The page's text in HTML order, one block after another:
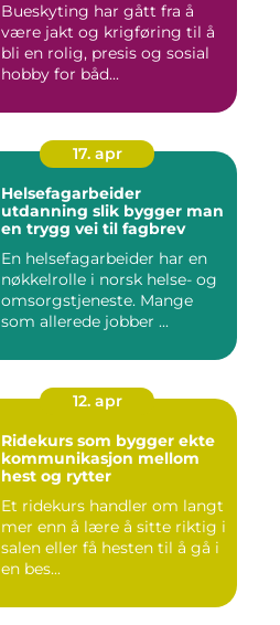
Bueskyting har gått fra å
være jakt og krigføring til å
bli en rolig, presis og sosial
hobby for båd...
17. apr
Helsefagarbeider
utdanning slik bygger man
en trygg vei til fagbrev
En helsefagarbeider har en
nøkkelrolle i norsk helse- og
omsorgstjeneste. Mange
som allerede jobber ...
12. apr
Ridekurs som bygger ekte
kommunikasjon mellom
hest og rytter
Et ridekurs handler om langt
mer enn å lære å sitte riktig i
salen eller få hesten til å gå i
en bes...